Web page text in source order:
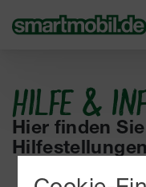
HILFE &
Hier finden